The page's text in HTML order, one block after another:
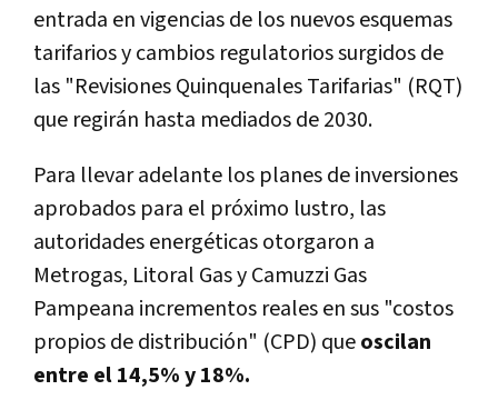
entrada en vigencias de los nuevos esquemas
tarifarios y cambios regulatorios surgidos de
las "Revisiones Quinquenales Tarifarias" (RQT)
que regirán hasta mediados de 2030.
Para llevar adelante los planes de inversiones
aprobados para el próximo lustro, las
autoridades energéticas otorgaron a
Metrogas, Litoral Gas y Camuzzi Gas
Pampeana incrementos reales en sus "costos
propios de distribución" (CPD) queoscilan
entre el 14,5% y 18%.